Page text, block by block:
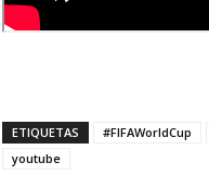
ETIQUETAS #FIFAWorldCup
youtube